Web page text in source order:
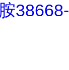
38668-